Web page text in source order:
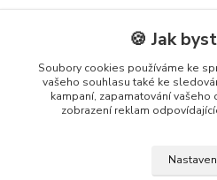
🍪 Jak
Soubory cookies používáme ke
vašeho souhlasu také ke
kampaní, zapamatování
zobrazení reklam